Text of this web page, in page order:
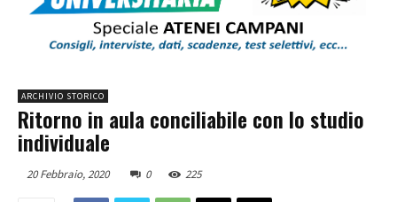
ARCHIVIO STORICO
Ritorno in aula conciliabile con lo studio
individuale
20 Febbraio, 2020 0 225